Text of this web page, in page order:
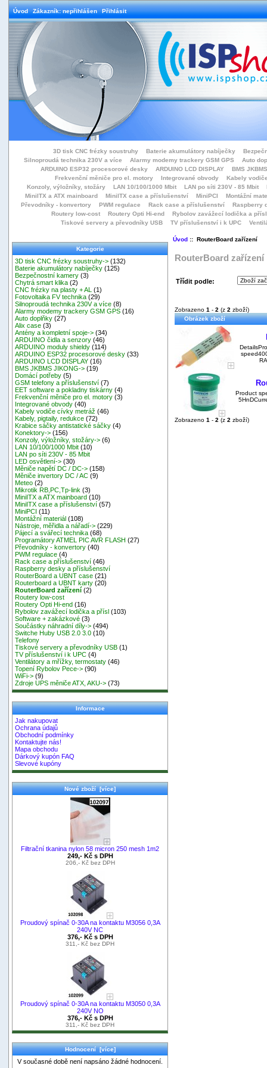
Úvod Zákazník: nepřihlášen Přihlásit
3D tisk CNC frézky soustruhy Baterie akumulátory nabíječky
Silnoproudá technika 230V a více
Alarmy modemy trackery GSM GPS
Auto
ARDUINO ESP32 procesorové desky
ARDUINO LCD DISPLAY
BMS
Frekvenční měniče pro el. motory
Integrované obvody
Kabely
Konzoly, výložníky, stožáry
LAN 10/100/1000 Mbit LAN po síti 230V - 85 Mbit
MiniITX a ATX mainboard
MiniITX case a příslušenství MiniPCI
Montážní
Převodníky - konvertory
PWM regulace Rack case a příslušenství
Raspberry
Routery low-cost
Routery Opti Hi-end
Rybolov zavážecí lodička a přísl
Tiskové servery a převodníky USB
TV příslušenství i k UPC
Kategorie
3D tisk CNC frézky soustruhy-> (132)
Baterie akumulátory nabíječky (125)
Bezpečnostní kamery (3)
Chytrá smart klika (2)
CNC frézky na plasty + AL
(1)
Fotovoltaika FV technika (29)
Silnoproudá technika 230V a více (8)
Alarmy modemy trackery GSM GPS (16)
Auto doplňky (27)
Alix case (3)
Antény a kompletní spoje-> (34)
ARDUINO čidla a senzory (46)
ARDUINO moduly shieldy (114)
ARDUINO ESP32 procesorové desky (33)
ARDUINO LCD DISPLAY (16)
BMS JKBMS JIKONG-> (19)
Domácí potřeby (5)
GSM telefony a příslušenství (7)
EET software a pokladny tiskárny (4)
Frekvenční měniče pro el. motory (3)
Integrované obvody (40)
Kabely vodiče cívky metráž (46)
Kabely, pigtaily, redukce (72)
Krabice sáčky antistatické sáčky (4)
Konektory-> (156)
Konzoly, výložníky, stožáry-> (6)
LAN 10/100/1000 Mbit (10)
LAN po síti 230V - 85 Mbit
LED osvětlení-> (30)
Měniče napětí DC / DC-> (158)
Měniče invertory DC / AC (9)
Meteo (2)
Mikrotik RB,PC,Tp-link (3)
MiniITX a ATX mainboard (10)
MiniITX case a příslušenství (57)
MiniPCI (11)
Montážní materiál (108)
Nástroje, měřidla a nářadí-> (229)
Pájecí a svářecí technika (68)
Programátory ATMEL PIC AVR FLASH (27)
Převodníky - konvertory (40)
PWM regulace (4)
Rack case a příslušenství (46)
Raspberry desky a příslušenství
RouterBoard a UBNT case (21)
Routerboard a UBNT karty (20)
RouterBoard zařízení (2)
Routery low-cost
Routery Opti Hi-end (16)
Rybolov zavážecí lodička a přísl (103)
Software + zakázkové (3)
Součástky náhradní díly-> (494)
Switche Huby USB 2.0 3.0 (10)
Telefony
Tiskové servery a převodníky USB (1)
TV příslušenství i k UPC (4)
Ventilátory a mřížky, termostaty (46)
Topení Rybolov Pece-> (90)
WiFi-> (9)
Zdroje UPS měniče ATX, AKU-> (73)
Informace
Jak nakupovat
Ochrana údajů
Obchodní podmínky
Kontaktujte nás!
Mapa obchodu
Dárkový kupón FAQ
Slevové kupóny
Nové zboží [více]
Filtrační tkanina nylon 58 micron 250 mesh 1m2
249,- Kč s DPH
206,- Kč bez DPH
Proudový spínač 0-30A na kontaktu M3056 0,3A
240V NC
376,- Kč s DPH
311,- Kč bez DPH
Proudový spínač 0-30A na kontaktu M3050 0,3A
240V NO
376,- Kč s DPH
311,- Kč bez DPH
Hodnocení [více]
V současné době není napsáno žádné hodnocení.
Úvod:: RouterBoard zařízení
RouterBoard zařízení
Třídit podle:
Zobrazeno 1 - 2 (z 2 zboží)
Obrázek zboží
Product
Zobrazeno 1 - 2 (z 2 zboží)